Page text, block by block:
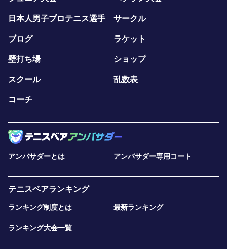
日本人男子プロテニス選手 サークル
ブログ ラケット
壁打ち場 ショップ
スクール 乱数表
コーチ
アンバサダーとは アンバサダー専用コート
テニスベアランキング
ランキング制度とは 最新ランキング
ランキング大会一覧